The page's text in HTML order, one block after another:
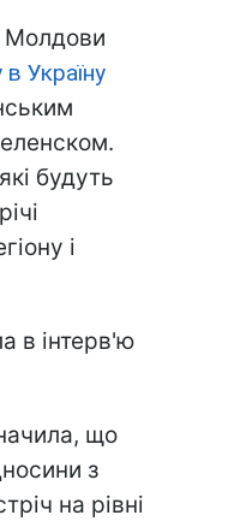
Молдови
Україну
будуть
і
в інтерв'ю
що
з
на рівні